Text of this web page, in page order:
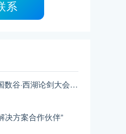
系
极光受邀出席2025中国数谷·西湖论剑大会——AI智能体应用与安全治理论坛
决方案合作伙伴”